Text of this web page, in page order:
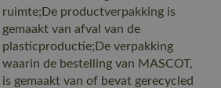
ruimte;De productverpakking is
gemaakt van afval van de
plasticproductie;De verpakking
waarin de bestelling van MASCOT,
is gemaakt van of bevat gerecycled